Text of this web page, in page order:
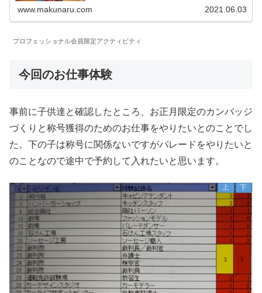
www.makunaru.com 2021.06.03
プロフェッショナル会員限定アクティビティ
今回のお仕事体験
事前に子供達と確認したところ、お正月限定のカンバッジ
づくりと称号獲得のためのお仕事をやりたいとのことでし
た。下の子は称号に関係ないですがパレードをやりたいと
のことなので途中で予約して入れたいと思います。